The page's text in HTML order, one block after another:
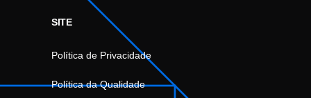
SITE
Política de Privacidade
Política da Qualidade